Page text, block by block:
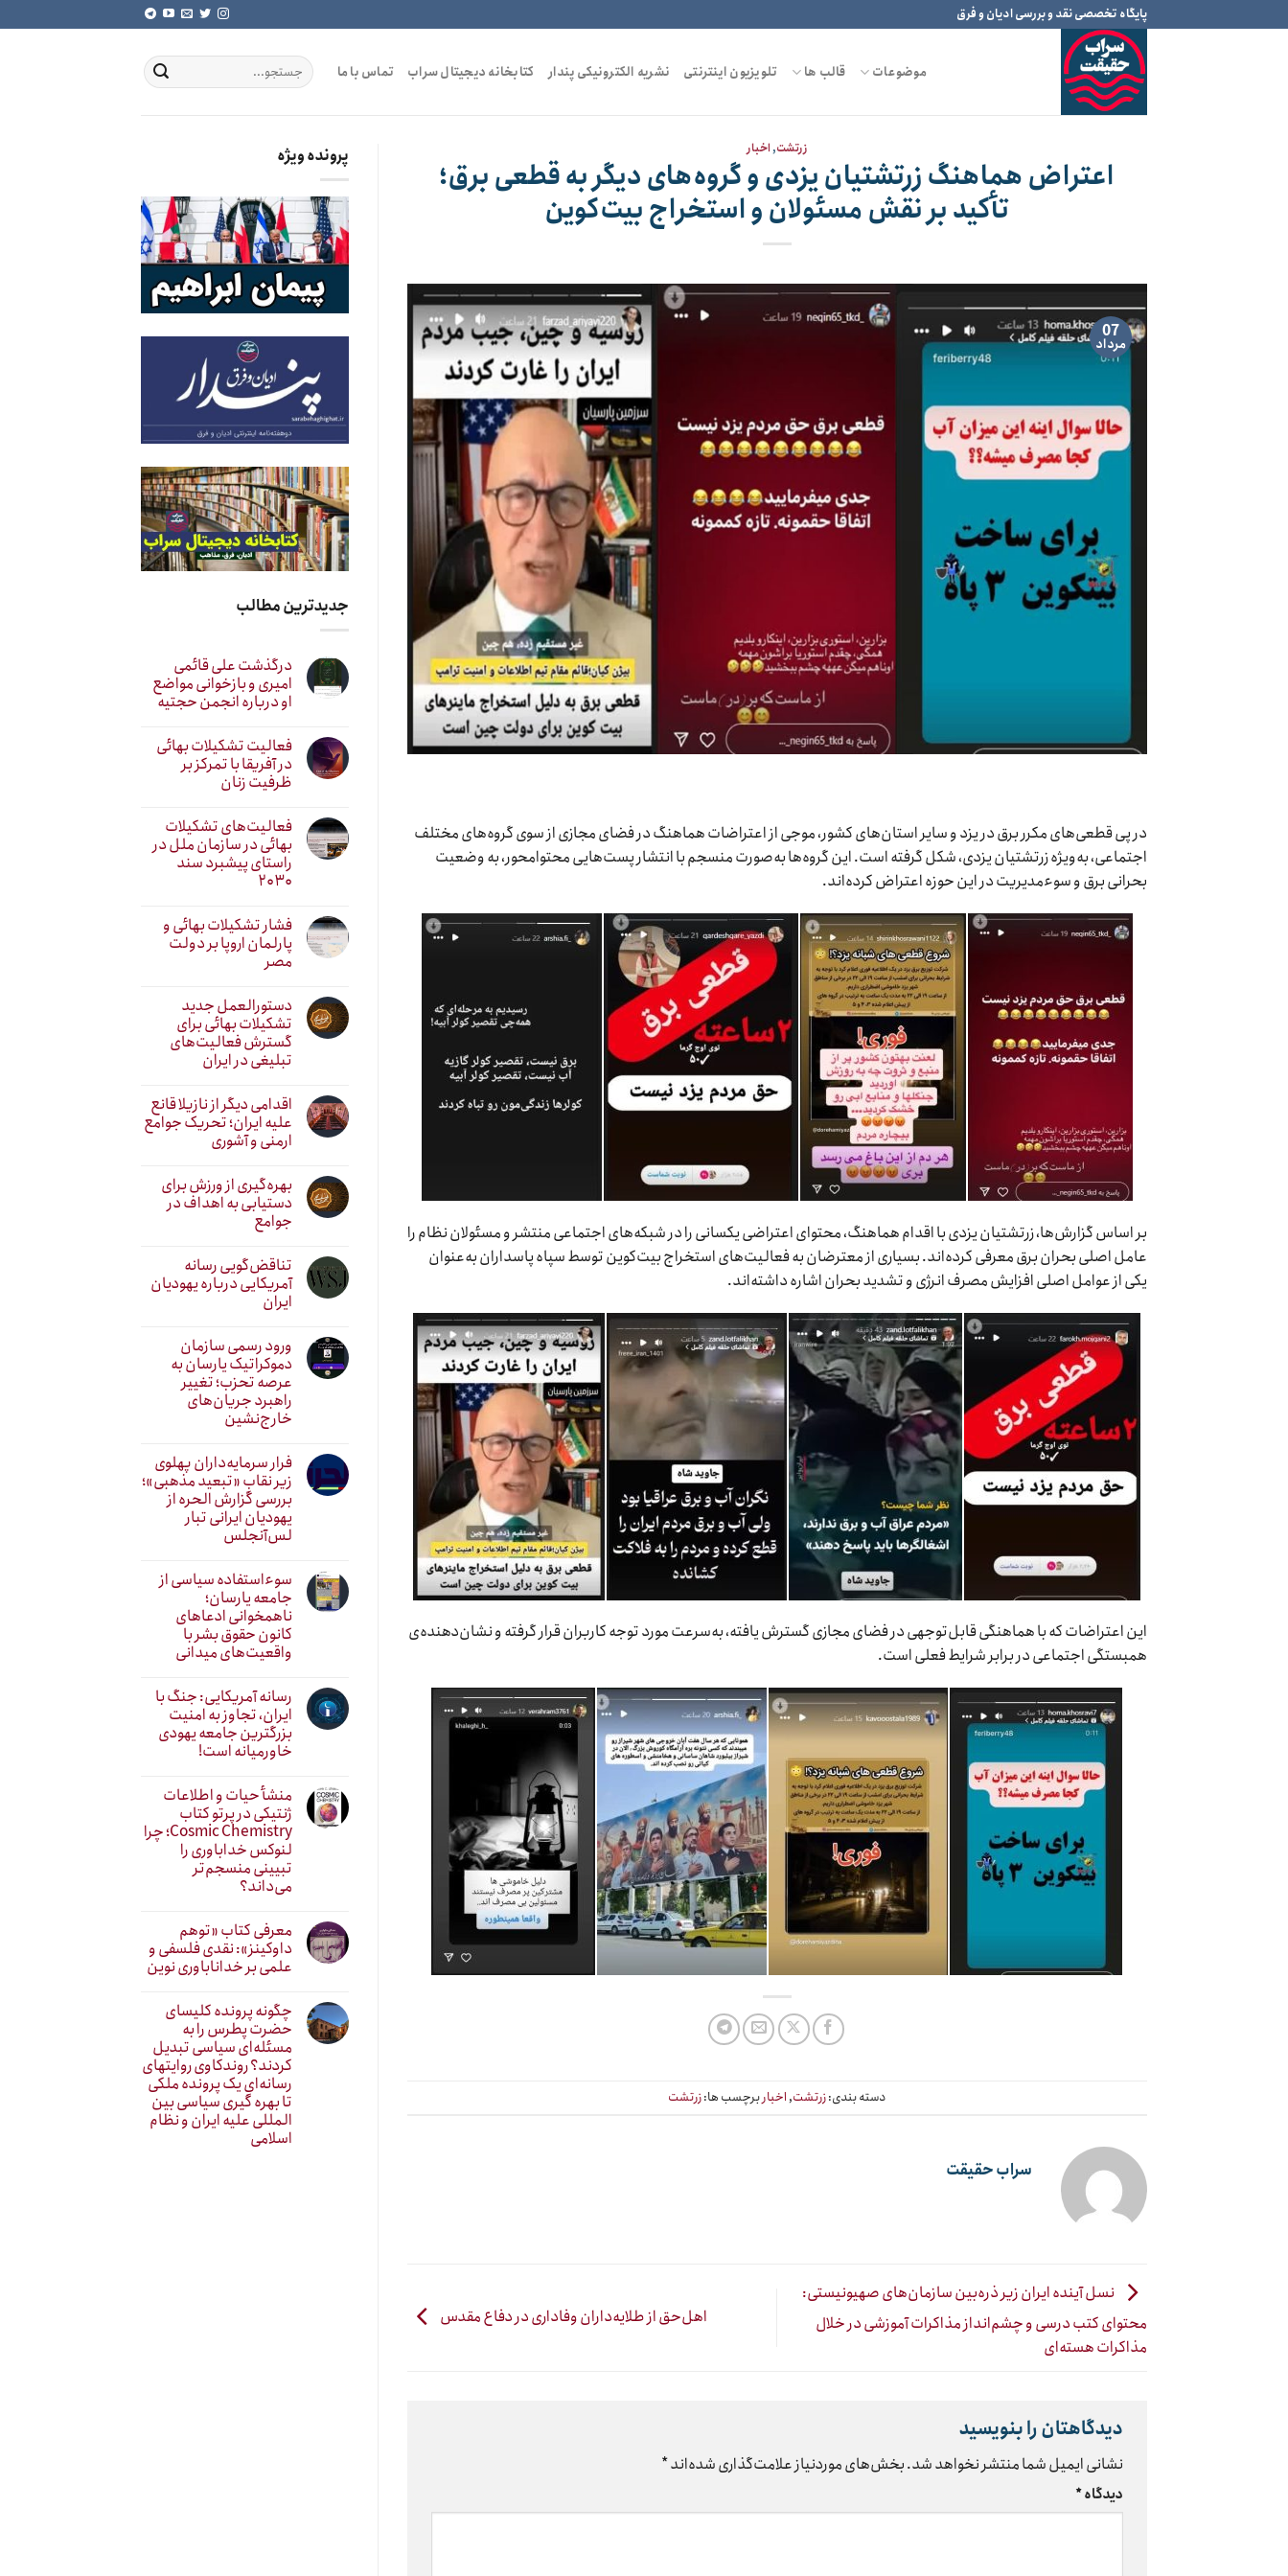
to
پایگاه تخصصی نقد و بررسی ادیان و فرق
موضوعات قالب ها تلویزیون اینترنتی نشریه الکترونیکی پندار کتابخانه دیجیتال سراب تماس با ما
زرتشت,اخبار
اعتراض هماهنگ زرتشتیان یزدی و گروه‌های دیگر به قطعی برق؛
تأکید بر نقش مسئولان و استخراج بیت‌کوین
07
مرداد
در پی قطعی‌های مکرر برق در یزد و سایر استان‌های کشور، موجی از اعتراضات هماهنگ در فضای مجازی از سوی گروه‌های مختلف
اجتماعی، به‌ویژه زرتشتیان یزدی، شکل گرفته است. این گروه‌ها به‌صورت منسجم با انتشار پست‌هایی محتوامحور، به وضعیت
بحرانی برق و سوءمدیریت در این حوزه اعتراض کرده‌اند.
بر اساس گزارش‌ها، زرتشتیان یزدی با اقدام هماهنگ، محتوای اعتراضی یکسانی را در شبکه‌های اجتماعی منتشر و مسئولان نظام را
عامل اصلی بحران برق معرفی کرده‌اند. بسیاری از معترضان به فعالیت‌های استخراج بیت‌کوین توسط سپاه پاسداران به‌عنوان
یکی از عوامل اصلی افزایش مصرف انرژی و تشدید بحران اشاره داشته‌اند.
این اعتراضات که با هماهنگی قابل‌توجهی در فضای مجازی گسترش یافته، به‌سرعت مورد توجه کاربران قرار گرفته و نشان‌دهنده‌ی
همبستگی اجتماعی در برابر شرایط فعلی است.
دسته بندی:زرتشت,اخباربرچسب ها:زرتشت
سراب حقیقت
نسل آینده ایران زیر ذره‌بین سازمان‌های صهیونیستی:
محتوای کتب درسی و چشم‌انداز مذاکرات آموزشی در خلال
مذاکرات هسته‌ای
اهل‌حق از طلایه‌داران وفاداری در دفاع مقدس
دیدگاهتان را بنویسید
نشانی ایمیل شما منتشر نخواهد شد.بخش‌های موردنیاز علامت‌گذاری شده‌اند*
دیدگاه*
پرونده ویژه
جدیدترین مطالب
درگذشت علی قائمی
امیری و بازخوانی مواضع
او درباره انجمن حجتیه
فعالیت تشکیلات بهائی
در آفریقا با تمرکز بر
ظرفیت زنان
فعالیت‌های تشکیلات
بهائی در سازمان ملل در
راستای پیشبرد سند
۲۰۳۰
فشار تشکیلات بهائی و
پارلمان اروپا بر دولت
مصر
دستورالعمل جدید
تشکیلات بهائی برای
گسترش فعالیت‌های
تبلیغی در ایران
اقدامی دیگر از نازیلا قانع
علیه ایران؛ تحریک جوامع
ارمنی و آشوری
بهره‌گیری از ورزش برای
دستیابی به اهداف در
جوامع
تناقض‌گویی رسانه
آمریکایی درباره یهودیان
ایران
ورود رسمی سازمان
دموکراتیک یارسان به
عرصه تحزب؛ تغییر
راهبرد جریان‌های
خارج‌نشین
فرار سرمایه‌داران پهلوی
زیر نقابِ «تبعید مذهبی»؛
بررسی گزارش الحره از
یهودیان ایرانی تبار
لس‌آنجلس
سوءاستفاده سیاسی از
جامعه یارسان؛
ناهمخوانی ادعاهای
کانون حقوق بشر با
واقعیت‌های میدانی
رسانه آمریکایی: جنگ با
ایران، تجاوز به امنیت
بزرگترین جامعه یهودی
خاورمیانه است!
منشأ حیات و اطلاعات
ژنتیکی در پرتو کتاب
Cosmic Chemistry؛ چرا
لنوکس خداباوری را
تبیینی منسجم‌تر
می‌داند؟
معرفی کتاب «توهم
داوکینز»: نقدی فلسفی و
علمی بر خداناباوری نوین
چگونه پرونده کلیسای
حضرت پطرس را به
مسئله‌ای سیاسی تبدیل
کردند؟ روندکاوی روایتهای
رسانه‌ایِ یک پرونده ملکی
تا بهره گیری سیاسی بین
المللی علیه ایران و نظام
اسلامی